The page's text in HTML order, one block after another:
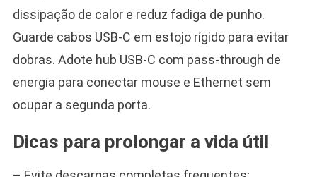
dissipação de calor e reduz fadiga de punho.
Guarde cabos USB-C em estojo rígido para evitar
dobras. Adote hub USB-C com pass-through de
energia para conectar mouse e Ethernet sem
ocupar a segunda porta.
Dicas para prolongar a vida útil